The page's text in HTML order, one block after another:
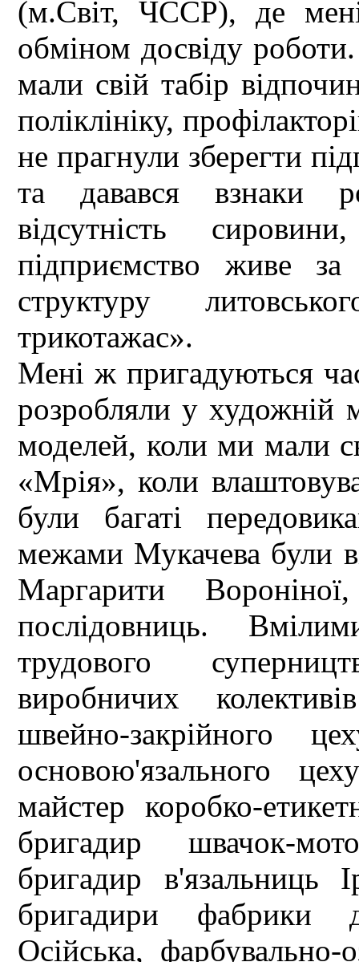
(м.Світ, ЧССР), де
обміном досвіду
мали свій табір
поліклініку,
не прагнули зберегти
та давався взнаки
відсутність
підприємство живе
структуру
трикотажас».
Мені ж пригадуються
розробляли у художній
моделей, коли ми мали
«Мрія», коли
були багаті
межами Мукачева були
Маргарити
послідовниць.
трудового
виробничих
швейно-закрійного
основою'язального
майстер коробко-
бригадир швачок-
бригадир в'язальниць
бригадири фабрики
Осійська, фарбувально-